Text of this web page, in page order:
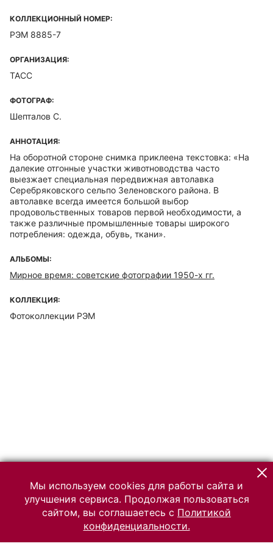
КОЛЛЕКЦИОННЫЙ НОМЕР:
РЭМ 8885-7
ОРГАНИЗАЦИЯ:
ТАСС
ФОТОГРАФ:
Шепталов С.
АННОТАЦИЯ:
На оборотной стороне снимка приклеена текстовка: «На
далекие отгонные участки животноводства часто
выезжает специальная передвижная автолавка
Серебряковского сельпо Зеленовского района. В
автолавке всегда имеется большой выбор
продовольственных товаров первой необходимости, а
также различные промышленные товары широкого
потребления: одежда, обувь, ткани».
АЛЬБОМЫ:
Мирное время: советские фотографии 1950-х гг.
КОЛЛЕКЦИЯ:
Фотоколлекции РЭМ
Мы используем cookies для работы сайта и
улучшения сервиса. Продолжая пользоваться
сайтом, вы соглашаетесь с Политикой
конфиденциальности.